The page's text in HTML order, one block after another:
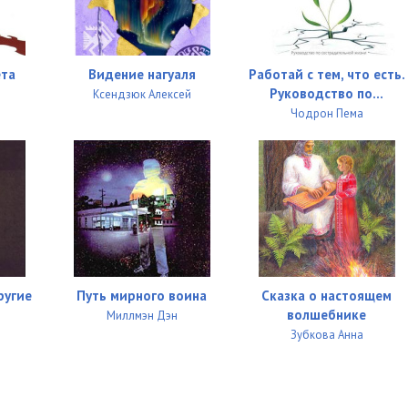
27:16
40:50
18:49
16:10
14:53
27:55
38:30
Видение нагуаля
Ксендзюк Алексей
Работай с тем, что есть.
Руководство по...
Чодрон Пема
Путь мирного воина
Миллмэн Дэн
Сказка о настоящем
волшебнике
Зубкова Анна